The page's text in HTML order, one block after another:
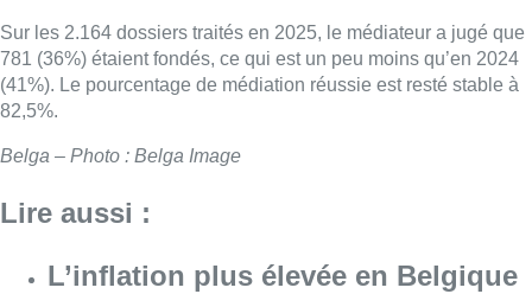
Sur les 2.164 dossiers traités en 2025, le médiateur a jugé que
781 (36%) étaient fondés, ce qui est un peu moins qu’en 2024
(41%). Le pourcentage de médiation réussie est resté stable à
82,5%.
Belga – Photo : Belga Image
Lire aussi :
L’inflation plus élevée en Belgique